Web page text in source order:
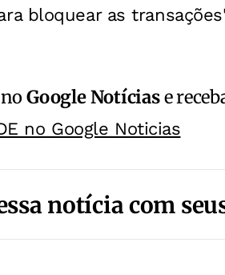
bloquear as
noGoogle Notíciase
no Google Noticias
notícia com